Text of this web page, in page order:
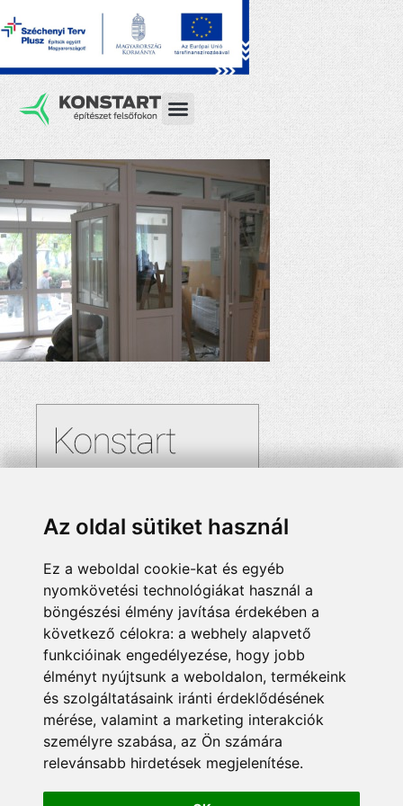
Az oldal sütiket használ
Ez a weboldal cookie-kat és egyéb
nyomkövetési technológiákat használ a
böngészési élmény javítása érdekében a
következő célokra: a webhely alapvető
funkcióinak engedélyezése, hogy jobb
élményt nyújtsunk a weboldalon, termékeink
és szolgáltatásaink iránti érdeklődésének
mérése, valamint a marketing interakciók
személyre szabása, az Ön számára
relevánsabb hirdetések megjelenítése.